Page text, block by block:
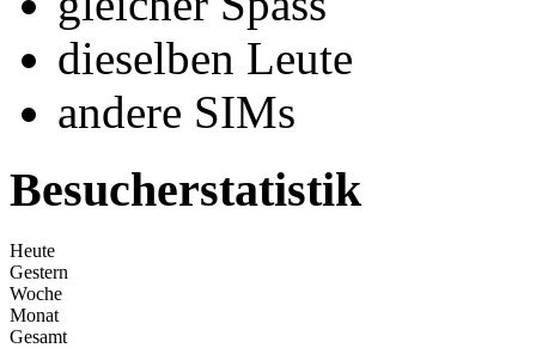
dieselben Leute
andere SIMs
Besucherstatistik
Heute
Gestern
Woche
Monat
Gesamt